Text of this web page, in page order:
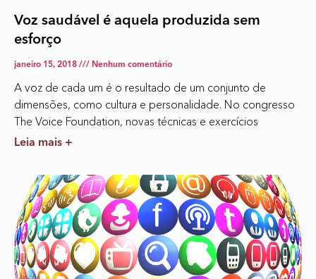
Voz saudável é aquela produzida sem
esforço
janeiro 15, 2018 Nenhum comentário
A voz de cada um é o resultado de um conjunto de
dimensões, como cultura e personalidade. No congresso
The Voice Foundation, novas técnicas e exercícios
Leia mais +